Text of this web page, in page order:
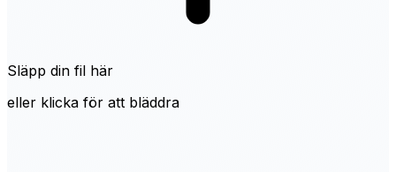
Släpp din fil här
eller klicka för att bläddra